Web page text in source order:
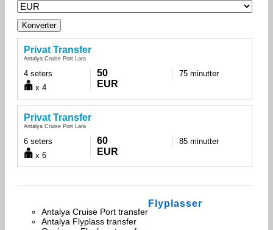
Privat Transfer
Antalya Cruise Port Lara
4 seters
x 4
50
EUR
75 minutter
Privat Transfer
Antalya Cruise Port Lara
6 seters
x 6
60
EUR
85 minutter
Flyplasser
Antalya Cruise Port transfer
Antalya Flyplass transfer